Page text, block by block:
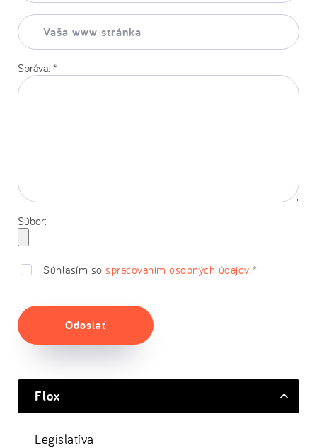
Vaša
www
stránka:
Správa: *
Súbor:
Súhlasím so spracovaním osobných údajov *
Odoslať
Flox
Legislatíva